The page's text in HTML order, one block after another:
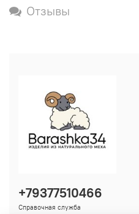
Отзывы
+79377510466
Справочная служба